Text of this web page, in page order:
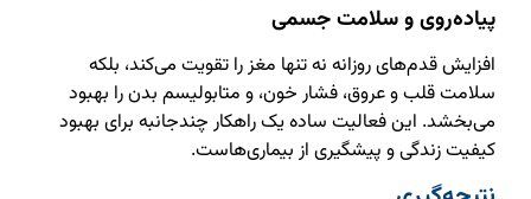
پیاده‌روی و سلامت جسمی
افزایش قدم‌های روزانه نه تنها مغز را تقویت می‌کند، بلکه
سلامت قلب و عروق، فشار خون، و متابولیسم بدن را بهبود
می‌بخشد. این فعالیت ساده یک راهکار چندجانبه برای بهبود
کیفیت زندگی و پیشگیری از بیماری‌هاست.